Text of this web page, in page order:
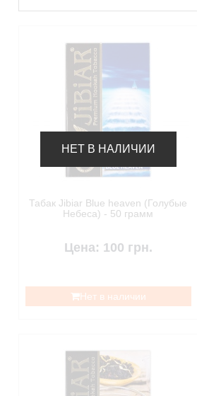
НЕТ В НАЛИЧИИ
Табак Jibiar Blue heaven (Голубые
Небеса) - 50 грамм
Цена: 100 грн.
Нет в наличии